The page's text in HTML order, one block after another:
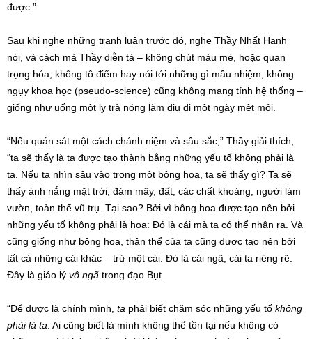
được.”
Sau khi nghe những tranh luận trước đó, nghe Thầy Nhất Hạnh
nói, và cách mà Thầy diễn tả – không chút màu mè, hoặc quan
trọng hóa; không tô điểm hay nói tới những gì mầu nhiệm; không
ngụy khoa học (pseudo-science) cũng không mang tính hệ thống –
giống như uống một ly trà nóng làm dịu đi một ngày mệt mỏi.
“Nếu quán sát một cách chánh niệm và sâu sắc,” Thầy giải thích,
“ta sẽ thấy là ta được tạo thành bằng những yếu tố không phải là
ta. Nếu ta nhìn sâu vào trong một bông hoa, ta sẽ thấy gì? Ta sẽ
thấy ánh nắng mặt trời, đám mây, đất, các chất khoáng, người làm
vườn, toàn thể vũ trụ. Tại sao? Bởi vì bông hoa được tạo nên bởi
những yếu tố không phải là hoa: Đó là cái mà ta có thể nhận ra. Và
cũng giống như bông hoa, thân thể của ta cũng được tạo nên bởi
tất cả những cái khác – trừ một cái: Đó là cái ngã, cái ta riêng rẽ.
Đây là giáo lý vô ngã trong đạo Bụt.
“Để được là chính mình, ta phải biết chăm sóc những yếu tố không
phải là ta . Ai cũng biết là mình không thể tồn tại nếu không có